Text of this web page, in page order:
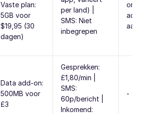
Vaste plan:
5GB voor
$19,95 (30
dagen)
per land) |
SMS: Niet
inbegrepen
Data add-on:
500MB voor
£3
Gesprekken:
£1,80/min |
SMS:
60p/bericht |
Inkomend:
-